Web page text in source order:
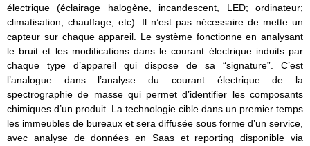
électrique (éclairage halogène, incandescent, LED; ordinateur;
climatisation; chauffage; etc). Il n’est pas nécessaire de mette un
capteur sur chaque appareil. Le système fonctionne en analysant
le bruit et les modifications dans le courant électrique induits par
chaque type d’appareil qui dispose de sa “signature”. C’est
l’analogue dans l’analyse du courant électrique de la
spectrographie de masse qui permet d’identifier les composants
chimiques d’un produit. La technologie cible dans un premier temps
les immeubles de bureaux et sera diffusée sous forme d’un service,
avec analyse de données en Saas et reporting disponible via